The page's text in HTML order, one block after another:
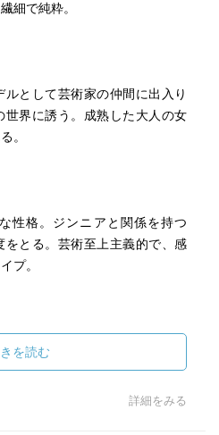
細で純粋。
として芸術家の仲間に出入り
世界に誘う。成熟した大人の女
。
性格。ジンニアと関係を持つ
をとる。芸術至上主義的で、感
プ。
く画家。陽気で人懐っこい性
き方を体現する人物で、ジンニ
を読む
詳細をみる